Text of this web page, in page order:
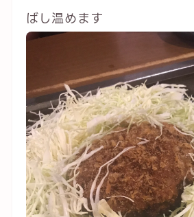
ばし温めます